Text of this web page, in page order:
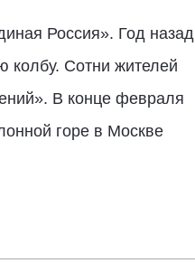
Россия». Год назад
колбу. Сотни жителей
В конце февраля
горе в Москве